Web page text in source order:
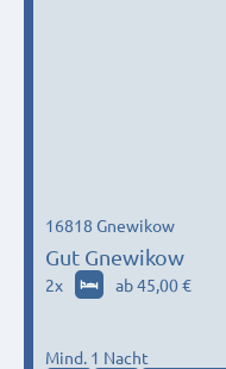
Gut Gnewikow
16818 Gnewikow
2x ab 45,00 €
Mind. 1 Nacht